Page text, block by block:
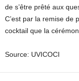
de s’être prêté aux
C’est par la remise de
cocktail que la
Source: UVICOCI